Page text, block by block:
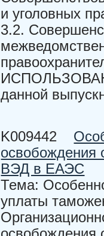
и уголовных
3.2.
данной
K009442
освобождения
ВЭД в ЕАЭС
Тема:
уплаты